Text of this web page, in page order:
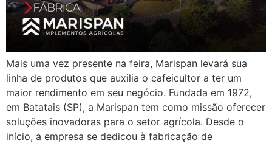
Mais uma vez presente na feira, Marispan levará sua
linha de produtos que auxilia o cafeicultor a ter um
maior rendimento em seu negócio. Fundada em 1972,
em Batatais (SP), a Marispan tem como missão oferecer
soluções inovadoras para o setor agrícola. Desde o
início, a empresa se dedicou à fabricação de